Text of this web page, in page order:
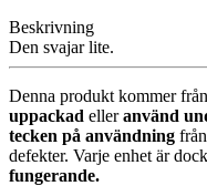
Beskrivning
Den svajar lite.
Denna produkt kommer
uppackad elleranvänd
tecken på användning
defekter. Varje enhet är
fungerande.